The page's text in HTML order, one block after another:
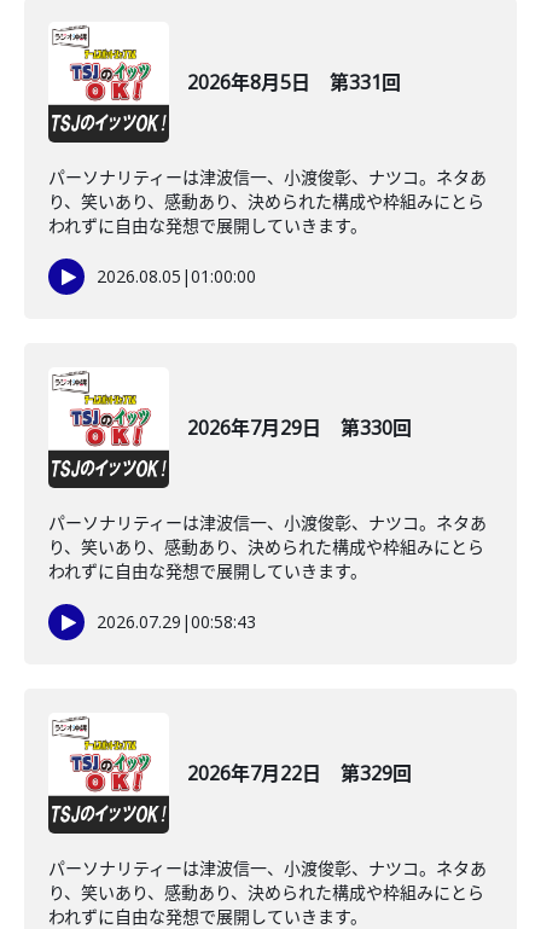
2026年8月5日 第331回
パーソナリティーは津波信一、小渡俊彰、ナツコ。ネタあ
り、笑いあり、感動あり、決められた構成や枠組みにとら
われずに自由な発想で展開していきます。
2026.08.05 |01:00:00
2026年7月29日 第330回
パーソナリティーは津波信一、小渡俊彰、ナツコ。ネタあ
り、笑いあり、感動あり、決められた構成や枠組みにとら
われずに自由な発想で展開していきます。
2026.07.29 |00:58:43
2026年7月22日 第329回
パーソナリティーは津波信一、小渡俊彰、ナツコ。ネタあ
り、笑いあり、感動あり、決められた構成や枠組みにとら
われずに自由な発想で展開していきます。